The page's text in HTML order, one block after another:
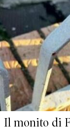
Il monito di